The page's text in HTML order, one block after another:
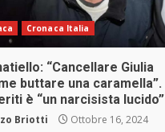
Cronaca Italia
“Cancellare Giulia
buttare una caramella”.
è “un narcisista lucido”
Briotti Ottobre 16, 2024